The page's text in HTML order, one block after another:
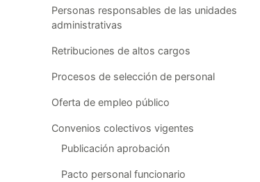
Personas responsables de las unidades
administrativas
Retribuciones de altos cargos
Procesos de selección de personal
Oferta de empleo público
Convenios colectivos vigentes
Publicación aprobación
Pacto personal funcionario